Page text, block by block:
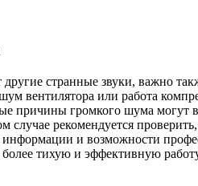
странные звуки, важно
вентилятора или работа
причины громкого шума могут
случае рекомендуется
и возможности
тихую и эффективную